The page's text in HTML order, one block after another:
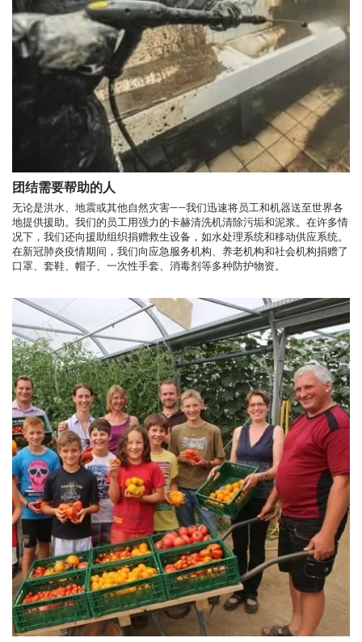
团结需要帮助的人
无论是洪水、地震或其他自然灾害——我们迅速将员工和机器送至世界各
地提供援助。我们的员工用强力的卡赫清洗机清除污垢和泥浆。在许多情
况下，我们还向援助组织捐赠救生设备，如水处理系统和移动供应系统。
在新冠肺炎疫情期间，我们向应急服务机构、养老机构和社会机构捐赠了
口罩、套鞋、帽子、一次性手套、消毒剂等多种防护物资。